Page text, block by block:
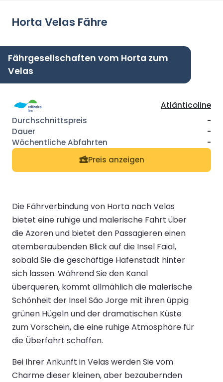
Horta Velas Fähre
Fährgesellschaften vom Horta zum
Velas
Atlânticoline
-
-
-
Preis anzeigen
Die Fährverbindung von Horta nach Velas
bietet eine ruhige und malerische Fahrt über
die Azoren und bietet den Passagieren einen
atemberaubenden Blick auf die Insel Faial,
sobald Sie die geschäftige Hafenstadt hinter
sich lassen. Während Sie den Kanal
überqueren, kommt allmählich die malerische
Schönheit der Insel São Jorge mit ihren üppig
grünen Hügeln und der dramatischen Küste
zum Vorschein, die eine ruhige Atmosphäre für
die Überfahrt schaffen.
Bei Ihrer Ankunft in Velas werden Sie vom
Charme dieser kleinen, aber bezaubernden